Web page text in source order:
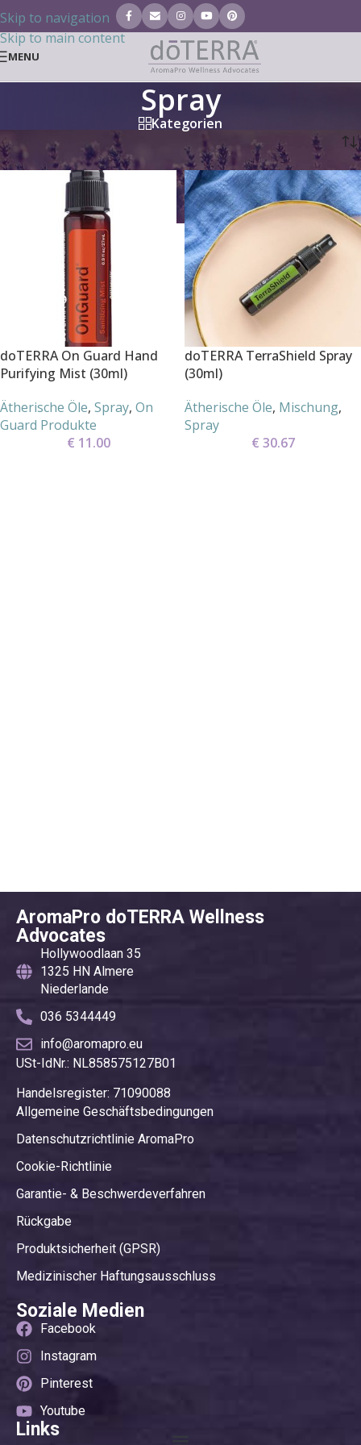
Skip to navigation
Skip to main content
MENU
Spray
Kategorien
Startseite
Ätherische Öle
doTERRA On Guard Hand
Purifying Mist (30ml)
Ätherische Öle, Spray, On
Guard Produkte
€ 11.00
doTERRA TerraShield Spray
(30ml)
Ätherische Öle, Mischung,
Spray
€ 30.67
AromaPro doTERRA Wellness
Advocates
Hollywoodlaan 35
1325 HN Almere
Niederlande
036 5344449
info@aromapro.eu
USt-IdNr.: NL858575127B01
Handelsregister: 71090088
Allgemeine Geschäftsbedingungen
Datenschutzrichtlinie AromaPro
Cookie-Richtlinie
Garantie- & Beschwerdeverfahren
Rückgabe
Produktsicherheit (GPSR)
Medizinischer Haftungsausschluss
Soziale Medien
Facebook
Instagram
Pinterest
Youtube
Links